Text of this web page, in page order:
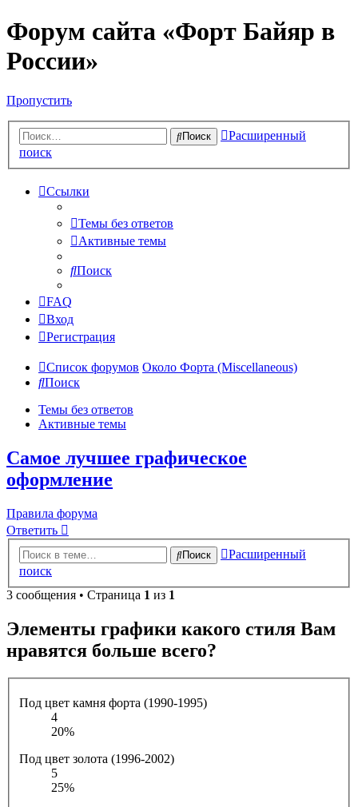
Форум сайта «Форт Байяр в
России»
Пропустить
Поиск
Расширенный
поиск
Ссылки
Темы без ответов
Активные темы
Поиск
FAQ
Вход
Регистрация
Список форумов Около Форта (Miscellaneous)
Поиск
Темы без ответов
Активные темы
Самое лучшее графическое
оформление
Правила форума
Ответить
Поиск
Расширенный
поиск
3 сообщения • Страница 1 из 1
Элементы графики какого стиля Вам
нравятся больше всего?
Под цвет камня форта (1990-1995)
4
20%
Под цвет золота (1996-2002)
5
25%